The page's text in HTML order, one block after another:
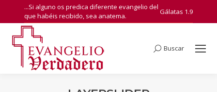
...Si alguno os predica diferente evangelio del
que habéis recibido, sea anatema.
Gálatas 1.9
Search:
Buscar